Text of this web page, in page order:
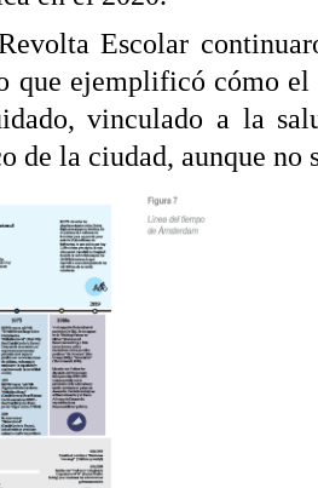
Escolar
que ejemplificó cómo
vinculado a la
de la ciudad, aunque no